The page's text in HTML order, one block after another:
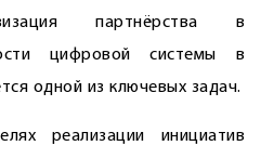
партнёрства в
цифровой системы в
одной из ключевых задач.
реализации инициатив